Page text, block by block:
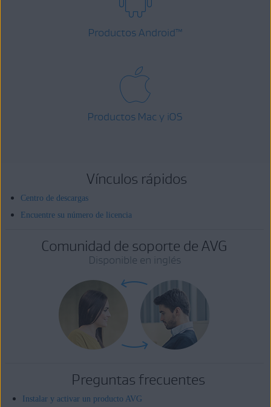
Productos Android™
Productos Mac y iOS
Vínculos rápidos
Centro de descargas
Encuentre su número de licencia
Comunidad de soporte de AVG
Disponible en inglés
Preguntas frecuentes
Instalar y activar un producto AVG